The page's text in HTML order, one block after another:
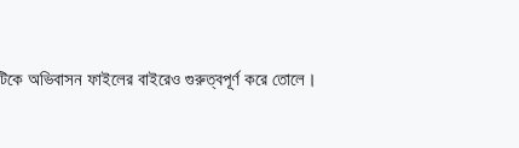
অভিবাসন ফাইলের বাইরেও গুরুত্বপূর্ণ করে তোলে।